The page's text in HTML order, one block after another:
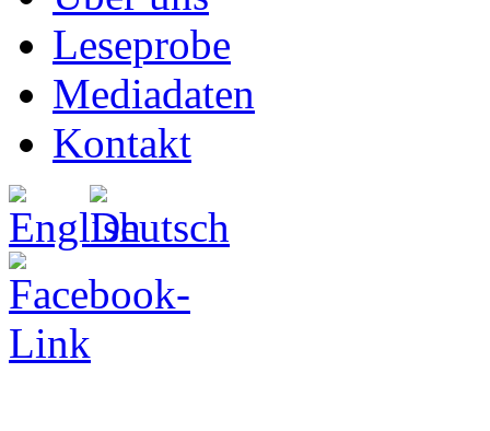
Leseprobe
Mediadaten
Kontakt